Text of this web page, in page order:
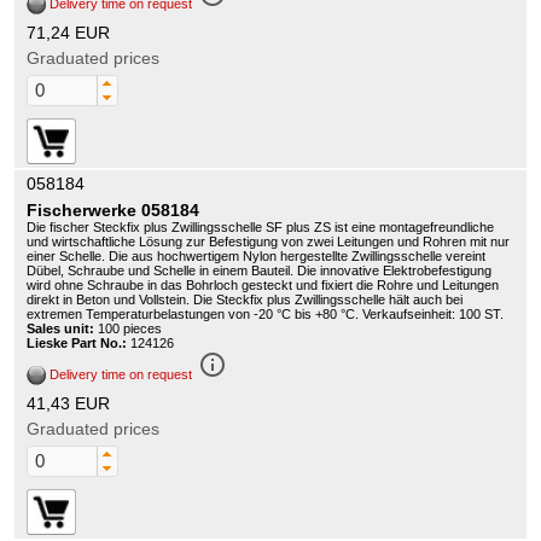
Delivery time on request
71,24 EUR
Graduated prices
058184
Fischerwerke 058184
Die fischer Steckfix plus Zwillingsschelle SF plus ZS ist eine montagefreundliche
und wirtschaftliche Lösung zur Befestigung von zwei Leitungen und Rohren mit nur
einer Schelle. Die aus hochwertigem Nylon hergestellte Zwillingsschelle vereint
Dübel, Schraube und Schelle in einem Bauteil. Die innovative Elektrobefestigung
wird ohne Schraube in das Bohrloch gesteckt und fixiert die Rohre und Leitungen
direkt in Beton und Vollstein. Die Steckfix plus Zwillingsschelle hält auch bei
extremen Temperaturbelastungen von -20 °C bis +80 °C. Verkaufseinheit: 100 ST.
Sales unit: 100 pieces
Lieske Part No.: 124126
Delivery time on request info_outline
41,43 EUR
Graduated prices